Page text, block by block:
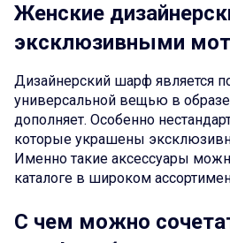
Женские
эксклюзивными
Дизайнерский шарф является
универсальной вещью в
дополняет. Особенно
которые украшены
Именно такие аксессуары
каталоге в широком
С чем можно